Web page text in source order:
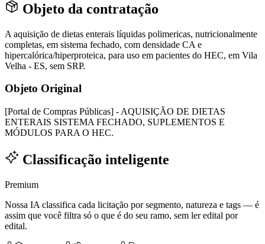
Objeto da contratação
A aquisição de dietas enterais líquidas polimericas, nutricionalmente
completas, em sistema fechado, com densidade CA e
hipercalórica/hiperproteica, para uso em pacientes do HEC, em Vila
Velha - ES, sem SRP.
Objeto Original
[Portal de Compras Públicas] - AQUISIÇÃO DE DIETAS
ENTERAIS SISTEMA FECHADO, SUPLEMENTOS E
MÓDULOS PARA O HEC.
Classificação inteligente
Premium
Nossa IA classifica cada licitação por segmento, natureza e tags — é
assim que você filtra só o que é do seu ramo, sem ler edital por
edital.